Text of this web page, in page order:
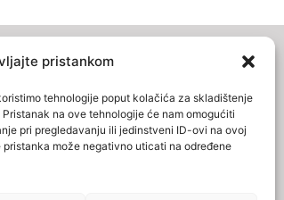
pristankom
tehnologije poput kolačića za skladištenje
na ove tehnologije će nam omogućiti
pri pregledavanju ili jedinstveni ID-ovi na ovoj
može negativno uticati na određene
Privatnosti